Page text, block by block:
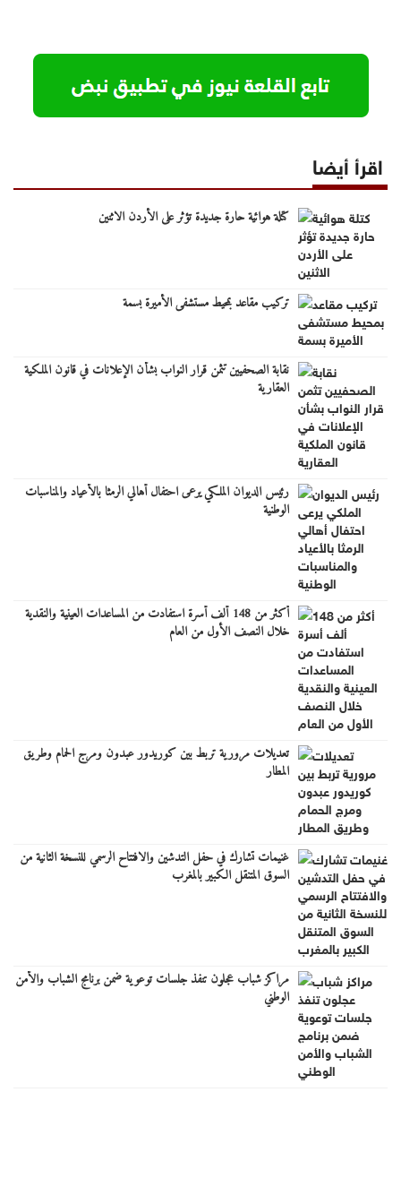
اقرأ أيضا
كتلة هوائية حارة جديدة تؤثر على الأردن الاثنين
تركيب مقاعد بمحيط مستشفى الأميرة بسمة
نقابة الصحفيين تثمن قرار النواب بشأن الإعلانات في قانون الملكية
العقارية
رئيس الديوان الملكي يرعى احتفال أهالي الرمثا بالأعياد والمناسبات
الوطنية
أكثر من 148 ألف أسرة استفادت من المساعدات العينية والنقدية
خلال النصف الأول من العام
تعديلات مرورية تربط بين كوريدور عبدون ومرج الحمام وطريق
المطار
غنيمات تشارك في حفل التدشين والافتتاح الرسمي للنسخة الثانية من
السوق المتنقل الكبير بالمغرب
مراكز شباب عجلون تنفذ جلسات توعوية ضمن برنامج الشباب والأمن
الوطني